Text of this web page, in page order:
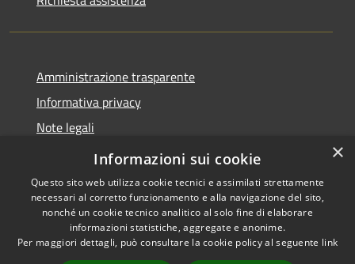
Amministrazione trasparente
Informativa privacy
Note legali
Dichiarazione di accessibilità
Accessibilità
Copyright © 2026 • Comune di
Ploaghe • Powered by
×
Informazioni sui cookie
Questo sito web utilizza cookie tecnici e assimilati strettamente
necessari al corretto funzionamento e alla navigazione del sito,
nonché un cookie tecnico analitico al solo fine di elaborare
informazioni statistiche, aggregate e anonime.
Per maggiori dettagli, può consultare la cookie policy al seguente link